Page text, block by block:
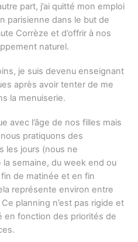
part, j’ai quitté mon emploi
parisienne dans le but de
Corrèze et d’offrir à nos
naturel.
je suis devenu enseignant
après avoir tenter de me
la menuiserie.
avec l’âge de nos filles mais
pratiquons des
les jours (nous ne
semaine, du week end ou
de matinée et en fin
représente environ entre
planning n’est pas rigide et
en fonction des priorités de